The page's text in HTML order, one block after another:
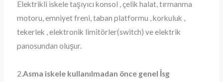
Elektrikli iskele taşıyıcı konsol , çelik halat, tırmanma
motoru, emniyet freni, taban platformu , korkuluk ,
tekerlek , elektronik limitörler(switch) ve elektrik
panosundan oluşur.
2.Asma iskele kullanılmadan önce genel İsg